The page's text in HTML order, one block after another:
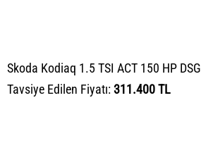
Skoda Kodiaq 1.5 TSI ACT 150 HP DSG
Tavsiye Edilen Fiyatı: 311.400 TL